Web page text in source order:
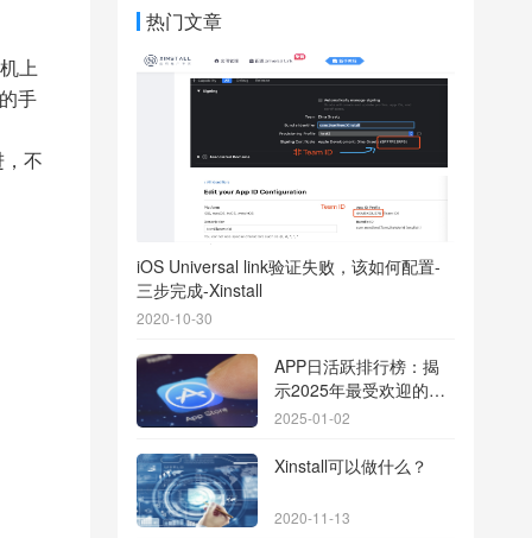
上
手
不
热门文章
iOS Universal link验证失败，该如何配置-
三步完成-Xinstall
2020-10-30
APP日活跃排行榜：揭
示2025年最受欢迎的应
用背后的秘密
2025-01-02
Xinstall可以做什么？
2020-11-13